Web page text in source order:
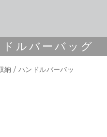
ルバーバッグ
納 /ハンドルバーバッ